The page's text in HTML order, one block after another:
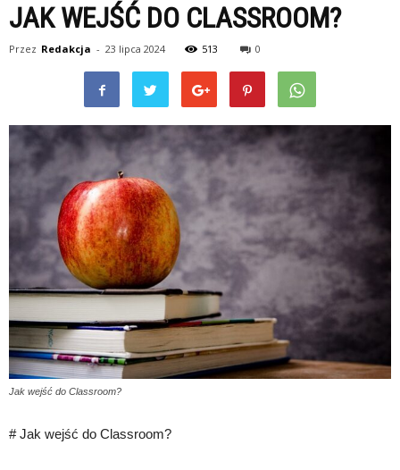
JAK WEJŚĆ DO CLASSROOM?
Przez Redakcja - 23 lipca 2024 513 0
Jak wejść do Classroom?
# Jak wejść do Classroom?